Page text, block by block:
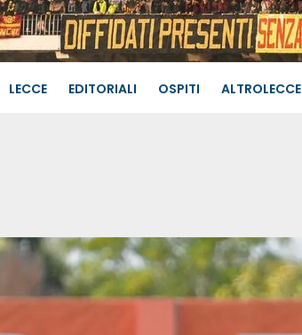
LECCE EDITORIALI OSPITI ALTROLECCE